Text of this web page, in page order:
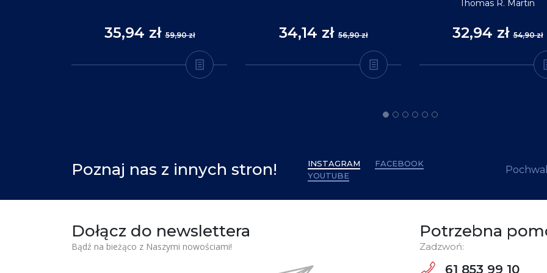
35,94 zł59,90 zł 34,14 zł 56,90 zł
Thomas R. Martin
32,94 zł54,90 zł
Poznaj nas z innych stron! INSTAGRAM
FACEBOOK
YOUTUBE
Dołącz do newslettera
Bądź na bieżąco z Naszymi nowościami!
Potrzebna
Zadzwoń:
61 853 99 10